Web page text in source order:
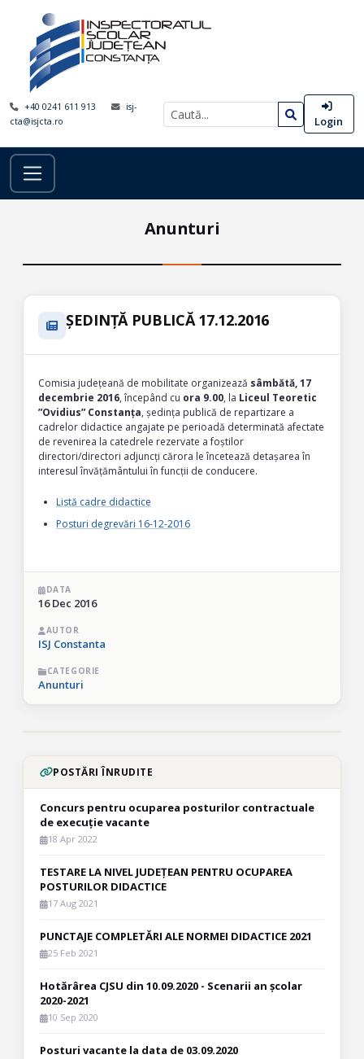
+40 0241 611 913
isj-
cta@isjcta.ro
Login
Anunturi
ȘEDINȚĂ PUBLICĂ 17.12.2016
Comisia județeană de mobilitate organizează sâmbătă, 17
decembrie 2016, începând cu ora 9.00, la Liceul Teoretic
”Ovidius” Constanța, ședința publică de repartizare a
cadrelor didactice angajate pe perioadă determinată afectate
de revenirea la catedrele rezervate a foștilor
directori/directori adjuncți cărora le încetează detașarea în
interesul învățământului în funcții de conducere.
Listă cadre didactice
Posturi degrevări 16-12-2016
DATA
16 Dec 2016
AUTOR
ISJ Constanta
CATEGORIE
Anunturi
POSTĂRI ÎNRUDITE
Concurs pentru ocuparea posturilor contractuale
de execuție vacante
18 Apr 2022
TESTARE LA NIVEL JUDEȚEAN PENTRU OCUPAREA
POSTURILOR DIDACTICE
17 Aug 2021
PUNCTAJE COMPLETĂRI ALE NORMEI DIDACTICE 2021
25 Feb 2021
Hotărârea CJSU din 10.09.2020 - Scenarii an școlar
2020-2021
10 Sep 2020
Posturi vacante la data de 03.09.2020